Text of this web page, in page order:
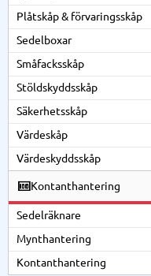
Plåtskåp & förvaringsskåp
Sedelboxar
Småfacksskåp
Stöldskyddsskåp
Säkerhetsskåp
Värdeskåp
Värdeskyddsskåp
Kontanthantering
Sedelräknare
Mynthantering
Kontanthantering